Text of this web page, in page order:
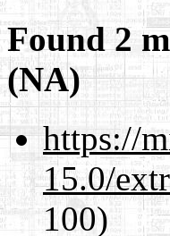
Found 2
(NA)
https://
15.0/
100)